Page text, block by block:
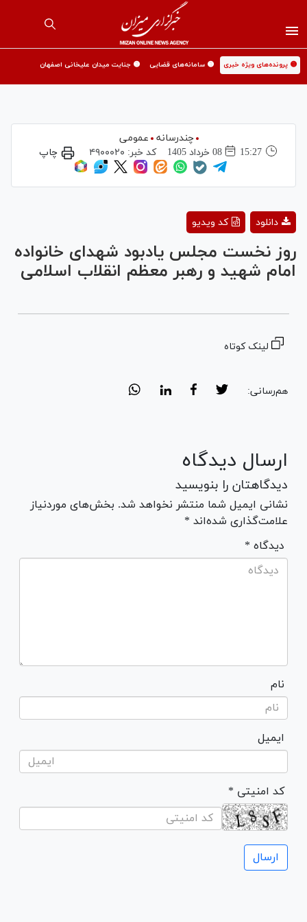
🟡 پرونده‌های ویژه خبری 🟡 سامانه‌های قضایی 🟡 جنایت میدان علیخانی اصفهان
چندرسانه
عمومی
15:27
08 خرداد 1405 کد خبر: ۴۹۰۰۰۲۰ چاپ
Video
کد ویدیو دانلود
روز نخست مجلس یادبود شهدای خانواده
امام شهید و رهبر معظم انقلاب اسلامی
لینک کوتاه
هم‌رسانی:
ارسال دیدگاه
دیدگاهتان را بنویسید
نشانی ایمیل شما منتشر نخواهد شد. بخش‌های موردنیاز
علامت‌گذاری شده‌اند *
* دیدگاه
نام
ایمیل
* کد امنیتی